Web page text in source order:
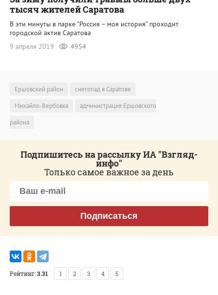
тысяч жителей Саратова
В эти минуты в парке "Россия – моя история" проходит
городской актив Саратова
9 апреля 2019
4954
Ершовский район
снегопад в Саратове
Михайло-Вербовка
администрация Ершовского
района
Подпишитесь на рассылку ИА "Взгляд-
инфо"
Только самое важное за день
Подписаться
Рейтинг:3.31 1 2 3 4 5